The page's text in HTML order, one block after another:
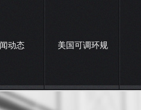
动态 美国可调环规